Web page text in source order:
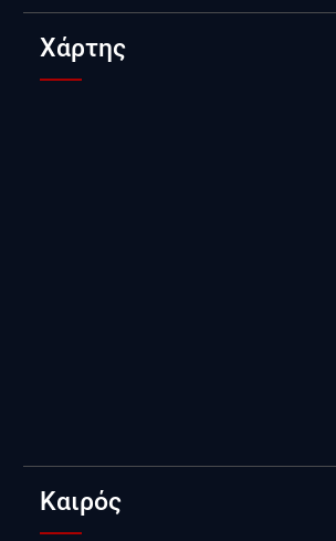
Χάρτης
Καιρός